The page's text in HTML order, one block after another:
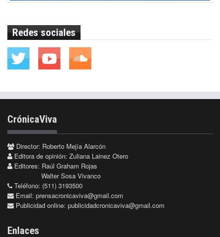
Redes sociales
CrónicaViva
Director: Roberto Mejía Alarcón
Editora de opinión: Zuliana Lainez Otero
Editores: Raúl Graham Rojas
Walter Sosa Vivanco
Teléfono: (511) 3193500
Email: prensacronicaviva@gmail.com
Publicidad online: publicidadcronicaviva@gmail.com
Enlaces